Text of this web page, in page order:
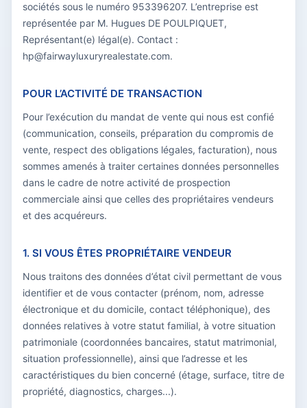
sociétés sous le numéro 953396207. L’entreprise est
représentée par M. Hugues DE POULPIQUET,
Représentant(e) légal(e). Contact :
hp@fairwayluxuryrealestate.com.
POUR L’ACTIVITÉ DE TRANSACTION
Pour l’exécution du mandat de vente qui nous est confié
(communication, conseils, préparation du compromis de
vente, respect des obligations légales, facturation), nous
sommes amenés à traiter certaines données personnelles
dans le cadre de notre activité de prospection
commerciale ainsi que celles des propriétaires vendeurs
et des acquéreurs.
1. SI VOUS ÊTES PROPRIÉTAIRE VENDEUR
Nous traitons des données d’état civil permettant de vous
identifier et de vous contacter (prénom, nom, adresse
électronique et du domicile, contact téléphonique), des
données relatives à votre statut familial, à votre situation
patrimoniale (coordonnées bancaires, statut matrimonial,
situation professionnelle), ainsi que l’adresse et les
caractéristiques du bien concerné (étage, surface, titre de
propriété, diagnostics, charges...).